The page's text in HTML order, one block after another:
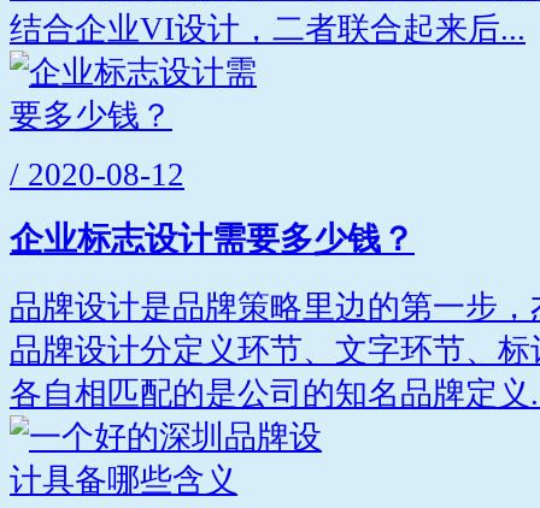
结合企业VI设计，二者联合起来后...
/ 2020-08-12
企业标志设计需要多少钱？
品牌设计是品牌策略里边的第一步
品牌设计分定义环节、文字环节、
各自相匹配的是公司的知名品牌定义